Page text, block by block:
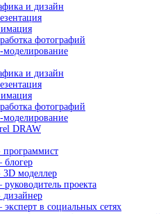
и дизайн
фотографий
моделирование
и дизайн
фотографий
моделирование
DRAW
программист
блогер
3D моделлер
руководитель проекта
дизайнер
эксперт в социальных сетях